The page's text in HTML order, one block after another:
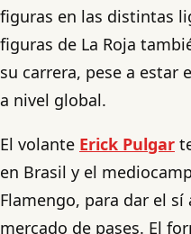
figuras en las distintas
figuras de La Roja
su carrera, pese a estar
a nivel global.
El volante Erick Pulgar
en Brasil y el
Flamengo, para dar el
mercado de pases. El